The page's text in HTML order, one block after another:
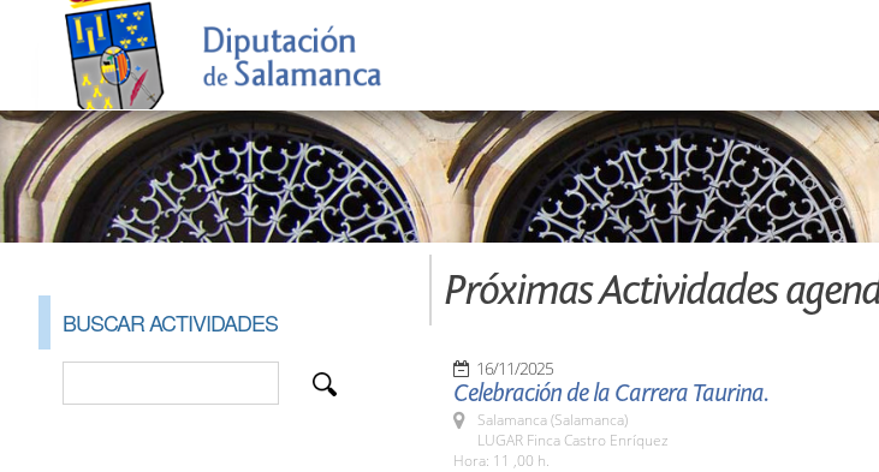
BUSCAR ACTIVIDADES
Próximas Actividades
16/11/2025
Celebración de la Carrera Taurina.
Salamanca (Salamanca)
LUGAR Finca Castro Enríquez
Hora: 11 ,00 h.